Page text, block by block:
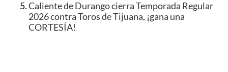
Caliente de Durango cierra Temporada Regular
2026 contra Toros de Tijuana, ¡gana una
CORTESÍA!